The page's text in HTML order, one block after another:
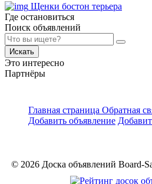
Щенки бостон терьера
Где остановиться
Поиск объявлений
Искать
Это интересно
Партнёры
Главная страница Обратная
Добавить объявление
© 2026 Доска объявлений Board-